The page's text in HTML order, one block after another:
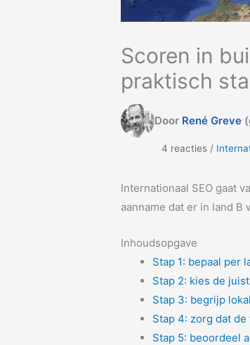
Scoren in
praktisch
Door René Greve
4 reacties /
Internationaal SEO gaat
aanname dat er in land
Inhoudsopgave
Stap 1: bepaal per
Stap 2: kies de
Stap 3: begrijp
Stap 4: zorg dat
Stap 5: beoordeel